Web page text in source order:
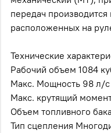
передач
расположенных на
Технические
Рабочий объем 1084
Макс. Мощность 98 л/
Макс. крутящий
Объем топливного
Тип сцепления